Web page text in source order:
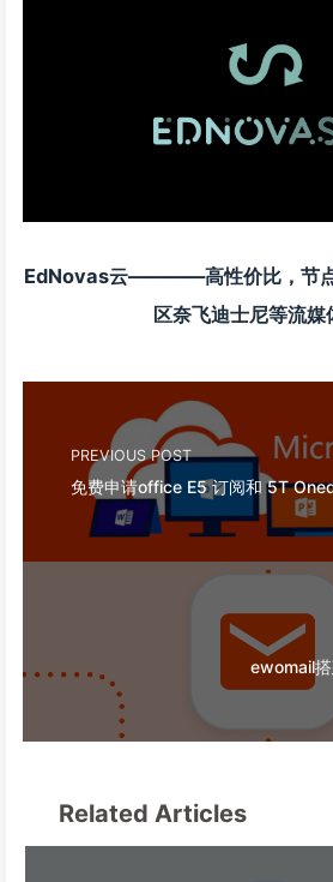
EdNovas云————高性价比，节
区奈飞迪士尼等流媒
PREVIOUS POST
免费申请office E5 订阅和 5T
ewomail
Related Articles